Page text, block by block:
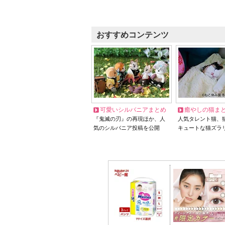
おすすめコンテンツ
可愛いシルバニアまとめ
『鬼滅の刃』の再現ほか、人
気のシルバニア投稿を公開
癒やしの猫ま
人気タレント猫
キュートな猫ズラ